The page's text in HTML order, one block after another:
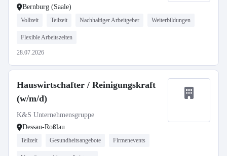
Bernburg (Saale)
Vollzeit Teilzeit Nachhaltiger Arbeitgeber Weiterbildungen
Flexible Arbeitszeiten
28.07.2026
Hauswirtschafter / Reinigungskraft
(w/m/d)
K&S Unternehmensgruppe
Dessau-Roßlau
Teilzeit Gesundheitsangebote Firmenevents